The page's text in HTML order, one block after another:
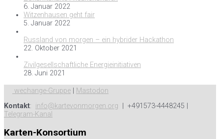
6. Januar 2022
Witzenhausen geht fair
5. Januar 2022
Russland von morgen – ein hybrider Hackathon
22. Oktober 2021
Zivilgesellschaftliche Energieinitiativen
28. Juni 2021
wechange-Gruppe
Mastodon
Kontakt: info@kartevonmorgen.org | +491573-4448245 |
Telegram-Kanal
Karten-Konsortium